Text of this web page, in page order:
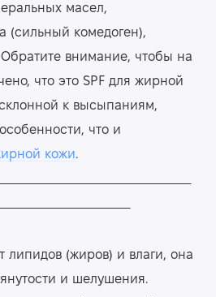
масел,
(сильный комедоген),
внимание, чтобы на
что это SPF для жирной
к высыпаниям,
что и
кожи.
липидов (жиров) и влаги, она
и шелушения.